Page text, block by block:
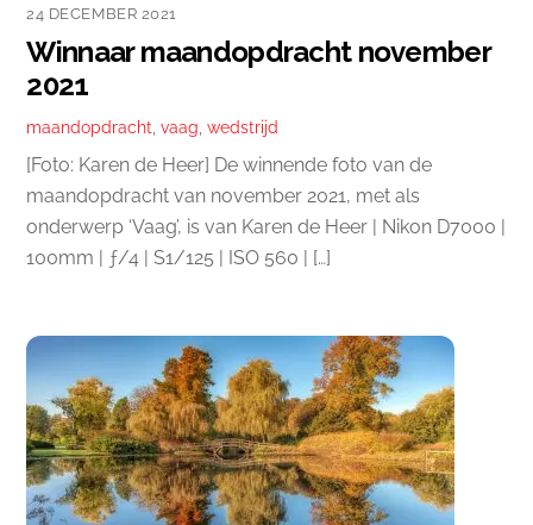
24 DECEMBER 2021
Winnaar maandopdracht november
2021
maandopdracht,vaag,wedstrijd
[Foto: Karen de Heer] De winnende foto van de
maandopdracht van november 2021, met als
onderwerp ‘Vaag’, is van Karen de Heer | Nikon D7000 |
100mm | ƒ/4 | S1/125 | ISO 560 | […]